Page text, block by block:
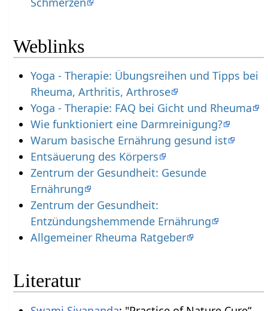
Weblinks
Yoga - Therapie: Übungsreihen und Tipps bei
Rheuma, Arthritis, Arthrose
Yoga - Therapie: FAQ bei Gicht und Rheuma
Wie funktioniert eine Darmreinigung?
Warum basische Ernährung gesund ist
Entsäuerung des Körpers
Zentrum der Gesundheit: Gesunde
Ernährung
Zentrum der Gesundheit:
Entzündungshemmende Ernährung
Allgemeiner Rheuma Ratgeber
Literatur